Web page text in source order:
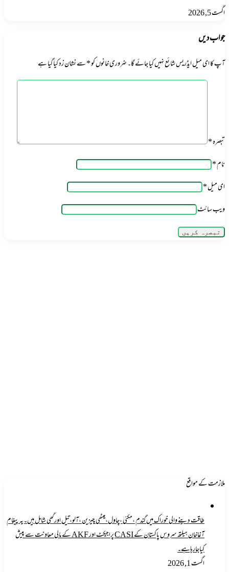
اگست 5, 2026
جواب دیں
آپ کا ای میل ایڈریس شائع نہیں کیا جائے گا۔ضروری خانوں کو*سے نشان زد کیا گیا ہے
تبصرہ*
نام*
ای میل*
ویب‌ سائٹ
ملازمت کے مواقع
طاقت دینے والی خوراک میں گندم ،مکئی ،چاول،میٹھی چیزین ،آلو،تیل اورگھی شامل ہیں۔یہ پیغام
آغاخان ہیلتھ سروس پاکستان کے CASI پراجیکٹ اور AKF کے مالی معاونت سے پیش
کیاجارہاہے۔
اگست 1, 2026